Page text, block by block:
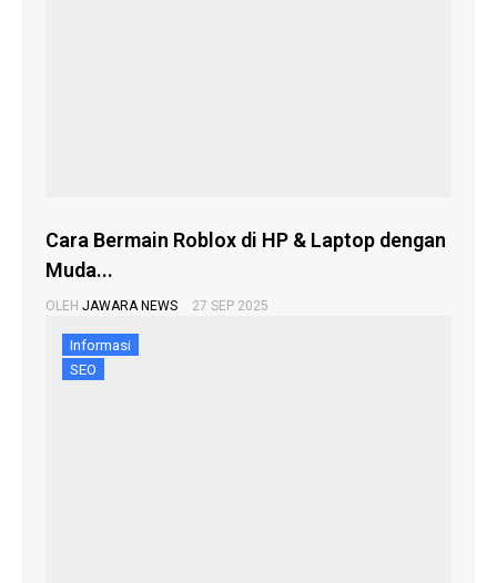
Cara Bermain Roblox di HP & Laptop dengan
Muda...
OLEH JAWARA NEWS 27 SEP 2025
Informasi
SEO